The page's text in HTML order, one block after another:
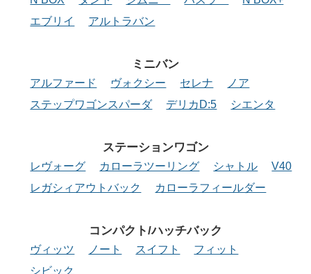
エブリイ
アルトラバン
ミニバン
アルファード ヴォクシー セレナ
ノア
ステップワゴンスパーダ
デリカD:5 シエンタ
ステーションワゴン
レヴォーグ カローラツーリング シャトル
V40
レガシィアウトバック
カローラフィールダー
コンパクト/ハッチバック
ヴィッツ ノート スイフト
フィット
シビック